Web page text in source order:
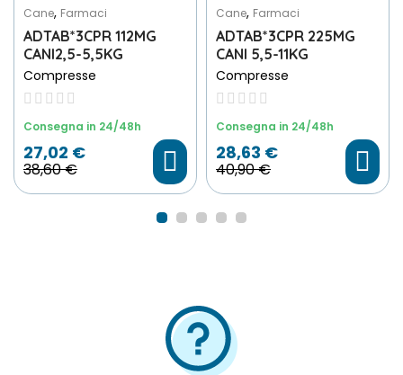
Cane, Farmaci
ADTAB*3CPR 112MG
CANI2,5-5,5KG
Compresse
Consegna in 24/48h
38,60 €
27,02 €
Cane, Farmaci
ADTAB*3CPR 225MG
CANI 5,5-11KG
Compresse
Consegna in 24/48h
40,90 €
28,63 €